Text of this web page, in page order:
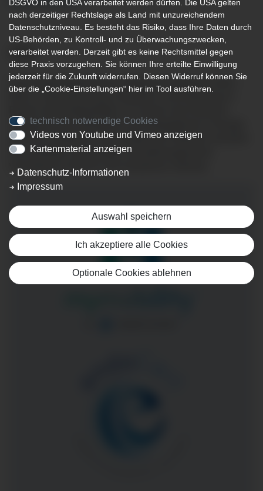
ENDOPROTHETIK
Das Endoprothetikzentrum Ottobeuren bietet ein hohes
Maß an Spezialisierung, Kompetenz und Erfahrung im
Gesellschaft für Orthopädie und Orthopädische Chirurgie
(DGOOC) zertifiziert. Hier erhalten die Patienten seit jeher
eine qualitativ hochwertige und leitliniengerechte
Versorgung im Bereich der künstlichen Gelenke.
DSGVO in den USA verarbeitet werden dürfen. Die USA gelten
nach derzeitiger Rechtslage als Land mit unzureichendem
Datenschutzniveau. Es besteht das Risiko, dass Ihre Daten durch
US-Behörden, zu Kontroll- und zu Überwachungszwecken,
verarbeitet werden. Derzeit gibt es keine Rechtsmittel gegen
diese Praxis vorzugehen. Sie können Ihre erteilte Einwilligung
jederzeit für die Zukunft widerrufen. Diesen Widerruf können Sie
über die „Cookie-Einstellungen“ hier im Tool ausführen.
technisch notwendige Cookies
Videos von Youtube und Vimeo anzeigen
Kartenmaterial anzeigen
Datenschutz-Informationen
Impressum
Auswahl speichern
Ich akzeptiere alle Cookies
Optionale Cookies ablehnen